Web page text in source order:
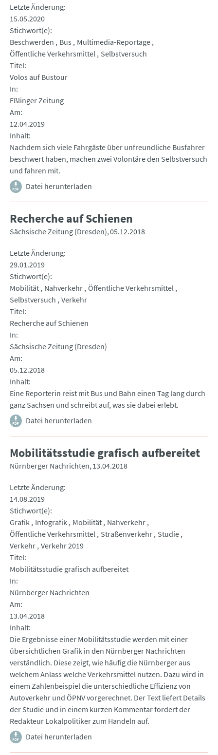
Letzte Änderung
15.05.2020
Stichwort(e)
Beschwerden
Bus
Multimedia-Reportage
Öffentliche Verkehrsmittel Selbstversuch
Titel
Volos auf Bustour
In
Eßlinger Zeitung
Am
12.04.2019
Inhalt
Nachdem sich viele Fahrgäste über unfreundliche Busfahrer
beschwert haben, machen zwei Volontäre den Selbstversuch
und fahren mit.
Datei herunterladen
Recherche auf Schienen
Sächsische Zeitung (Dresden) 05.12.2018
Letzte Änderung
29.01.2019
Stichwort(e)
Mobilität Nahverkehr Öffentliche Verkehrsmittel
Selbstversuch Verkehr
Titel
Recherche auf Schienen
In
Sächsische Zeitung (Dresden)
Am
05.12.2018
Inhalt
Eine Reporterin reist mit Bus und Bahn einen Tag lang durch
ganz Sachsen und schreibt auf, was sie dabei erlebt.
Datei herunterladen
Mobilitätsstudie grafisch aufbereitet
Nürnberger Nachrichten 13.04.2018
Letzte Änderung
14.08.2019
Stichwort(e)
Grafik Infografik Mobilität Nahverkehr
Öffentliche Verkehrsmittel Straßenverkehr Studie
Verkehr Verkehr 2019
Titel
Mobilitätsstudie grafisch aufbereitet
In
Nürnberger Nachrichten
Am
13.04.2018
Inhalt
Die Ergebnisse einer Mobilitätsstudie werden mit einer
übersichtlichen Grafik in den Nürnberger Nachrichten
verständlich. Diese zeigt, wie häufig die Nürnberger aus
welchem Anlass welche Verkehrsmittel nutzen. Dazu wird in
einem Zahlenbeispiel die unterschiedliche Effizienz von
Autoverkehr und ÖPNV vorgerechnet. Der Text liefert Details
der Studie und in einem kurzen Kommentar fordert der
Redakteur Lokalpolitiker zum Handeln auf.
Datei herunterladen